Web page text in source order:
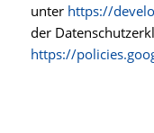
unter https://
der
https://